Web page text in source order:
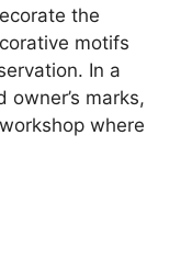
the
motifs
In a
marks,
where